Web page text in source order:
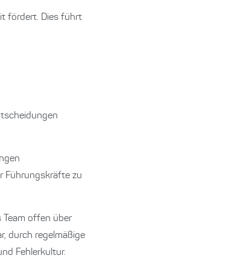
fördert. Dies führt
Führungskräfte zu
Team offen über
durch regelmäßige
Fehlerkultur.